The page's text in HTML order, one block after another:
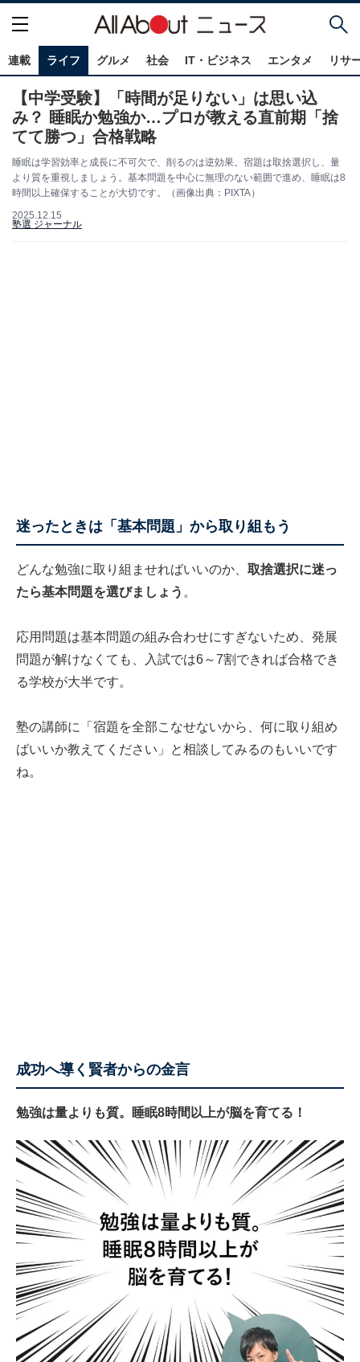
連載 ライフ グルメ 社会 IT・ビジネス エンタメ リサ
【中学受験】「時間が足りない」は思い込
み？ 睡眠か勉強か…プロが教える直前期「捨
てて勝つ」合格戦略
睡眠は学習効率と成長に不可欠で、削るのは逆効果。宿題は取捨選択し、量
より質を重視しましょう。基本問題を中心に無理のない範囲で進め、睡眠は8
時間以上確保することが大切です。（画像出典：PIXTA）
2025.12.15
塾選 ジャーナル
迷ったときは「基本問題」から取り組もう
どんな勉強に取り組ませればいいのか、 取捨選択に迷っ
たら基本問題を選びましょう 。
応用問題は基本問題の組み合わせにすぎないため、発展
問題が解けなくても、入試では6～7割できれば合格でき
る学校が大半です。
塾の講師に「宿題を全部こなせないから、何に取り組め
ばいいか教えてください」と相談してみるのもいいです
ね。
成功へ導く賢者からの金言
勉強は量よりも質。睡眠8時間以上が脳を育てる！